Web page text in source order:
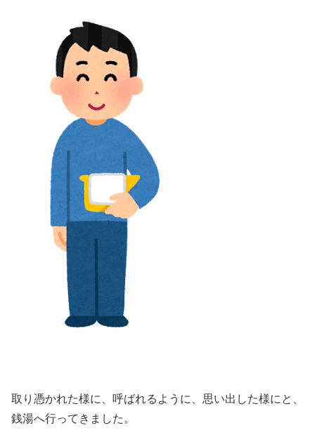
取り憑かれた様に、呼ばれるように、思い出した様にと、
銭湯へ行ってきました。